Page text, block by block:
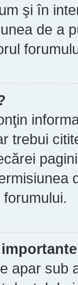
şi în
de a
trebui
apar sub